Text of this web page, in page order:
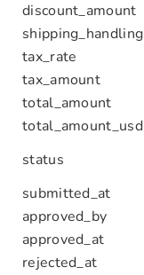
discount_amount
shipping_handling
tax_rate
tax_amount
total_amount
total_amount_usd
status
submitted_at
approved_by
approved_at
rejected_at